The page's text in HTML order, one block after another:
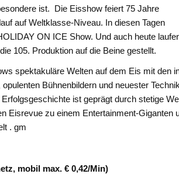
ist. Die Eisshow feiert 75 Jahre
auf Weltklasse-Niveau. In diesen Tagen
ON ICE Show. Und auch heute
105. Produktion auf die Beine gestellt.
spektakuläre Welten auf dem Eis mit den
Bühnenbildern und neuester
ist geprägt durch stetige
Eisrevue zu einem Entertainment-Giganten
. gm
mobil max. € 0,42/Min)